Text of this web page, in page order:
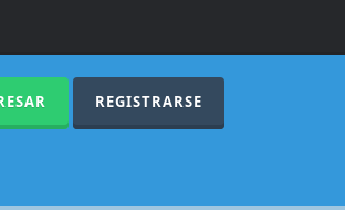
REGISTRARSE